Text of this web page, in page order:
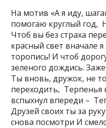
На мотив «А я иду,
помогаю круглый год,
Чтоб вы без страха
красный свет вначале
торопись! И чтоб
зеленого дождись.
Ты вновь, дружок, не
переходить, Терпенья
вспыхнул впереди –
Друзей своих ты за
снова посмотри И